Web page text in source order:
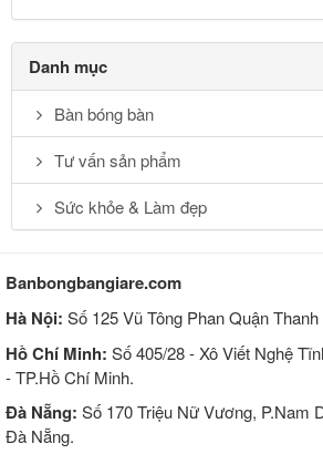
Danh mục
Bàn bóng bàn
Tư vấn sản phẩm
Sức khỏe & Làm đẹp
Banbongbangiare.com
Hà Nội: Số 125 Vũ Tông Phan Quận
Hồ Chí Minh: Số 405/28 - Xô Viết Nghệ
- TP.Hồ Chí Minh.
Đà Nẵng: Số 170 Triệu Nữ Vương, P.Nam
Đà Nẵng.